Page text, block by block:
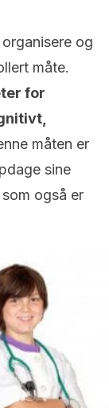
og
måte.
for
måten er
sine
også er